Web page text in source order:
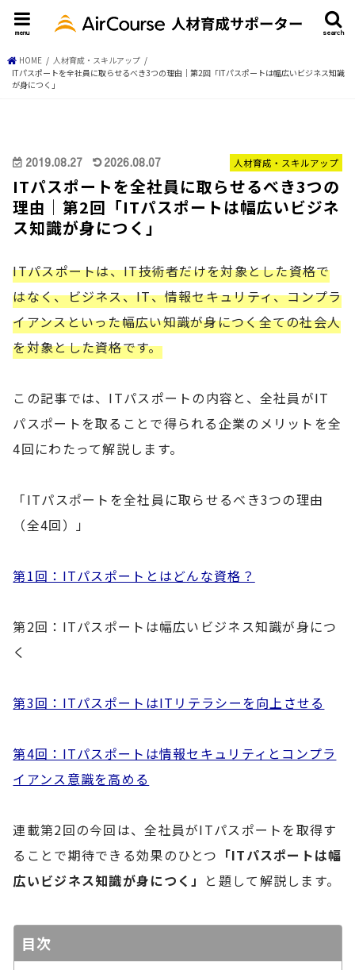
search
menu
HOME
人材育成・スキルアップ
ITパスポートを全社員に取らせるべき3つの理由│第2回「ITパスポートは幅広いビジネス知識
が身につく」
人材育成・スキルアップ
2019.08.27 2026.08.07
ITパスポートを全社員に取らせるべき3つの
理由│第2回「ITパスポートは幅広いビジネ
ス知識が身につく」
ITパスポートは、IT技術者だけを対象とした資格で
はなく、ビジネス、IT、情報セキュリティ、コンプラ
イアンスといった幅広い知識が身につく全ての社会人
を対象とした資格です。
この記事では、ITパスポートの内容と、全社員がIT
パスポートを取ることで得られる企業のメリットを全
4回にわたって解説します。
「ITパスポートを全社員に取らせるべき3つの理由
（全4回）」
第1回：ITパスポートとはどんな資格？
第2回：ITパスポートは幅広いビジネス知識が身につ
く
第3回：ITパスポートはITリテラシーを向上させる
第4回：ITパスポートは情報セキュリティとコンプラ
イアンス意識を高める
連載第2回の今回は、全社員がITパスポートを取得す
ることで期待できる効果のひとつ 「ITパスポートは幅
広いビジネス知識が身につく」 と題して解説します。
目次